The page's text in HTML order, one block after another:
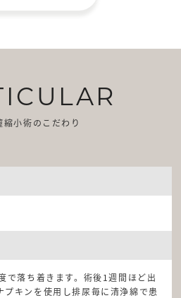
縮小術のこだわり
で落ち着きます。術後1週間ほど出
キンを使用し排尿毎に清浄綿で患